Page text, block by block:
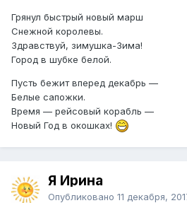
Грянул быстрый новый марш
Снежной королевы.
Здравствуй, зимушка-Зима!
Город в шубке белой.
Пусть бежит вперед декабрь —
Белые сапожки.
Время — рейсовый корабль —
Новый Год в окошках!
Я Ирина
Опубликовано 11 декабря,